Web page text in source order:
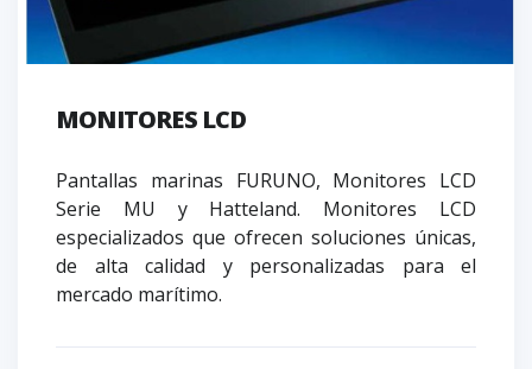
MONITORES LCD
Pantallas marinas FURUNO, Monitores LCD
Serie MU y Hatteland. Monitores LCD
especializados que ofrecen soluciones únicas,
de alta calidad y personalizadas para el
mercado marítimo.